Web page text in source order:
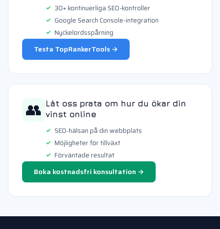
30+ kontinuerliga SEO-kontroller
Google Search Console-integration
Nyckelordsspårning
Testa TopRankerTools →
👥 Låt oss prata om hur du ökar din
vinst online
SEO-hälsan på din webbplats
Möjligheter för tillväxt
Förväntade resultat
Boka kostnadsfri konsultation →